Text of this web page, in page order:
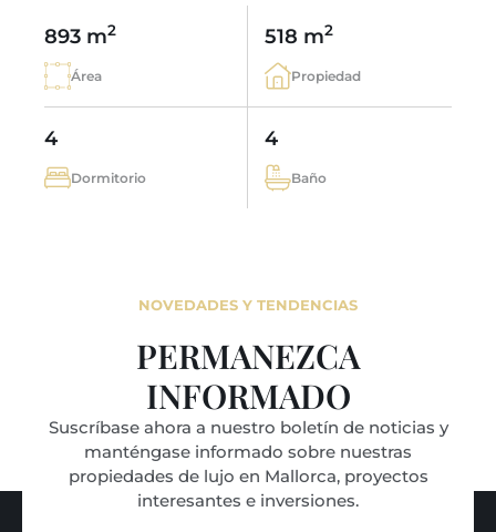
893 m2
Área
518 m2
Propiedad
4
Dormitorio
4
Baño
NOVEDADES Y TENDENCIAS
PERMANEZCA
INFORMADO
Suscríbase ahora a nuestro boletín de noticias y
manténgase informado sobre nuestras
propiedades de lujo en Mallorca, proyectos
interesantes e inversiones.